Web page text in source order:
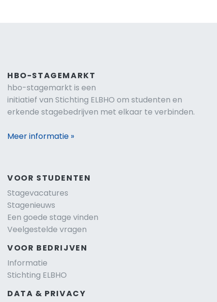
HBO-STAGEMARKT
hbo-stagemarkt is een
initiatief van Stichting ELBHO om studenten en
erkende stagebedrijven met elkaar te verbinden.
Meer informatie »
VOOR STUDENTEN
Stagevacatures
Stagenieuws
Een goede stage vinden
Veelgestelde vragen
VOOR BEDRIJVEN
Informatie
Stichting ELBHO
DATA & PRIVACY